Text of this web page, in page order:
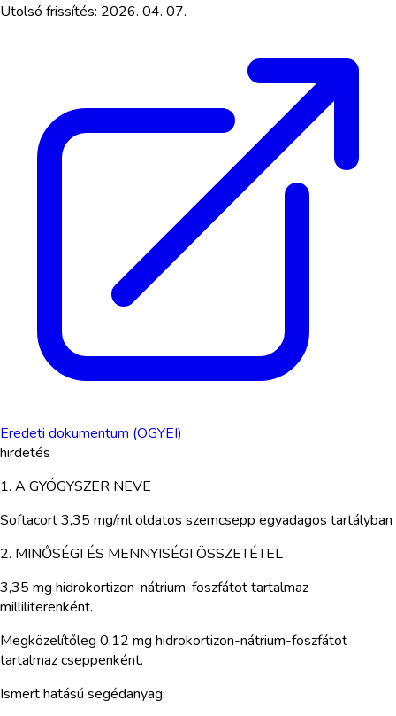
Utolsó frissítés: 2026. 04. 07.
Eredeti dokumentum (OGYEI)
hirdetés
1. A GYÓGYSZER NEVE
Softacort 3,35 mg/ml oldatos szemcsepp egyadagos tartályban
2. MINŐSÉGI ÉS MENNYISÉGI ÖSSZETÉTEL
3,35 mg hidrokortizon-nátrium-foszfátot tartalmaz
milliliterenként.
Megközelítőleg 0,12 mg hidrokortizon-nátrium-foszfátot
tartalmaz cseppenként.
Ismert hatású segédanyag: